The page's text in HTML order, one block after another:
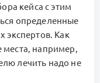
кейса с этим
определенные
экспертов. Как
места, например,
лечить надо не